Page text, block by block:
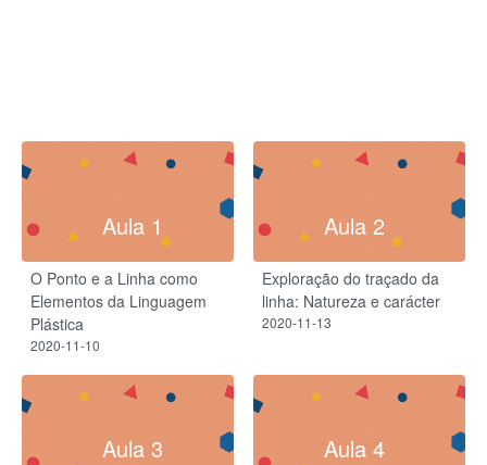
Aula 1
O Ponto e a Linha como
Elementos da Linguagem
Plástica
2020-11-10
Aula 2
Exploração do traçado da
linha: Natureza e carácter
2020-11-13
Aula 3 Aula 4